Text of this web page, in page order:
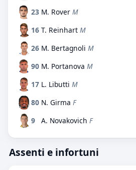
23 M. Rover M
16 T. Reinhart M
26 M. Bertagnoli M
90 M. Portanova M
17 L. Libutti M
80 N. Girma F
9
A. Novakovich F
Assenti e infortuni